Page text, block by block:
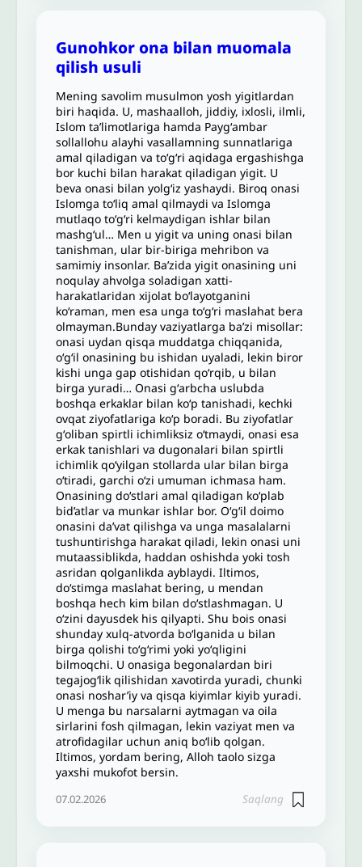
Gunohkor ona bilan muomala
qilish usuli
Mening savolim musulmon yosh yigitlardan
biri haqida. U, mashaalloh, jiddiy, ixlosli, ilmli,
Islom taʼlimotlariga hamda Paygʻambar
sollallohu alayhi vasallamning sunnatlariga
amal qiladigan va toʻgʻri aqidaga ergashishga
bor kuchi bilan harakat qiladigan yigit. U
beva onasi bilan yolgʻiz yashaydi. Biroq onasi
Islomga to‘liq amal qilmaydi va Islomga
mutlaqo to‘g‘ri kelmaydigan ishlar bilan
mashgʻul… Men u yigit va uning onasi bilan
tanishman, ular bir-biriga mehribon va
samimiy insonlar. Ba’zida yigit onasining uni
noqulay ahvolga soladigan xatti-
harakatlaridan xijolat bo‘layotganini
ko‘raman, men esa unga to‘g‘ri maslahat bera
olmayman.Bunday vaziyatlarga baʼzi misollar:
onasi uydan qisqa muddatga chiqqanida,
o‘g‘il onasining bu ishidan uyaladi, lekin biror
kishi unga gap otishidan qoʻrqib, u bilan
birga yuradi… Onasi gʻarbcha uslubda
boshqa erkaklar bilan koʻp tanishadi, kechki
ovqat ziyofatlariga koʻp boradi. Bu ziyofatlar
gʻoliban spirtli ichimliksiz oʻtmaydi, onasi esa
erkak tanishlari va dugonalari bilan spirtli
ichimlik qoʻyilgan stollarda ular bilan birga
oʻtiradi, garchi oʻzi umuman ichmasa ham.
Onasining doʻstlari amal qiladigan koʻplab
bid’atlar va munkar ishlar bor. Oʻgʻil doimo
onasini daʼvat qilishga va unga masalalarni
tushuntirishga harakat qiladi, lekin onasi uni
mutaassiblikda, haddan oshishda yoki tosh
asridan qolganlikda ayblaydi. Iltimos,
do‘stimga maslahat bering, u mendan
boshqa hech kim bilan do‘stlashmagan. U
oʻzini dayusdek his qilyapti. Shu bois onasi
shunday xulq-atvorda boʻlganida u bilan
birga qolishi toʻgʻrimi yoki yoʻqligini
bilmoqchi. U onasiga begonalardan biri
tegajogʻlik qilishidan xavotirda yuradi, chunki
onasi noshar’iy va qisqa kiyimlar kiyib yuradi.
U menga bu narsalarni aytmagan va oila
sirlarini fosh qilmagan, lekin vaziyat men va
atrofidagilar uchun aniq bo‘lib qolgan.
Iltimos, yordam bering, Alloh taolo sizga
yaxshi mukofot bersin.
07.02.2026 Saqlang